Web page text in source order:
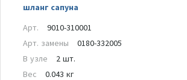
шланг сапуна
Арт.
9010-310001
Арт. замены
0180-332005
В узле
2 шт.
Вес
0.043 кг